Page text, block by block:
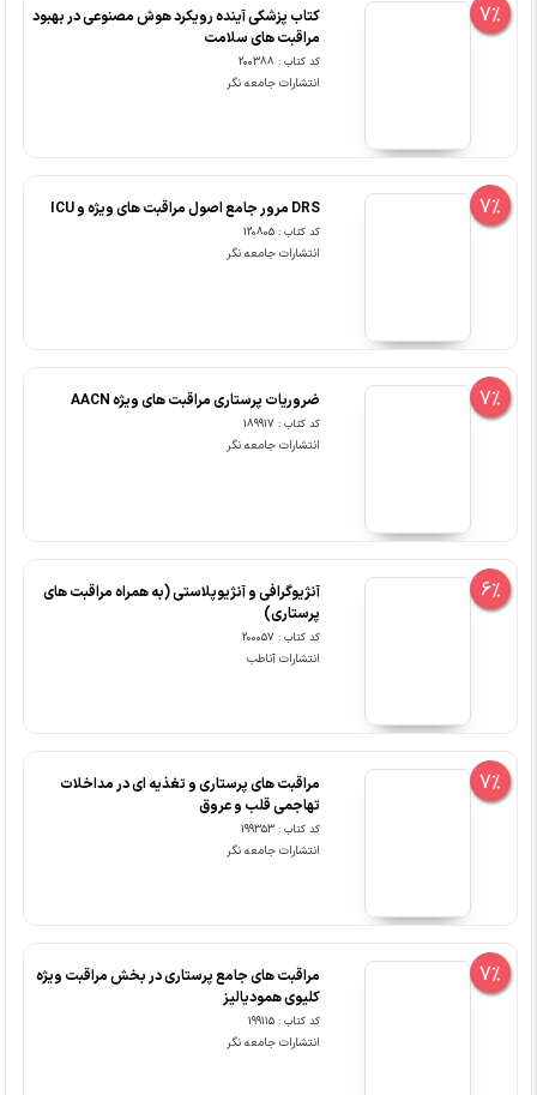
7%
کتاب پزشکی آینده رویکرد هوش مصنوعی در بهبود
مراقبت های سلامت
کد کتاب : 200388
انتشارات جامعه نگر
7% DRS مرور جامع اصول مراقبت های ویژه و ICU
کد کتاب : 120805
انتشارات جامعه نگر
7% ضروریات پرستاری مراقبت های ویژه AACN
کد کتاب : 189917
انتشارات جامعه نگر
6%
آنژیوگرافی و آنژیوپلاستی (به همراه مراقبت های
پرستاری)
کد کتاب : 200057
انتشارات آناطب
7%
مراقبت های پرستاری و تغذیه ای در مداخلات
تهاجمی قلب و عروق
کد کتاب : 199353
انتشارات جامعه نگر
7%
مراقبت های جامع پرستاری در بخش مراقبت ویژه
کلیوی همودیالیز
کد کتاب : 199115
انتشارات جامعه نگر